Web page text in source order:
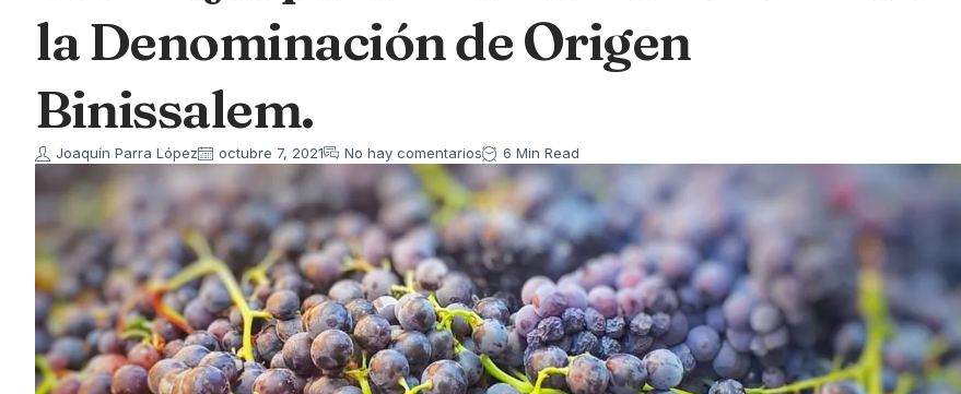
la Denominación de Origen
Binissalem.
Joaquín Parra López octubre 7, 2021 No hay comentarios 6 Min Read